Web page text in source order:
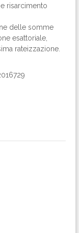
risarcimento
delle somme
esattoriale,
rateizzazione.